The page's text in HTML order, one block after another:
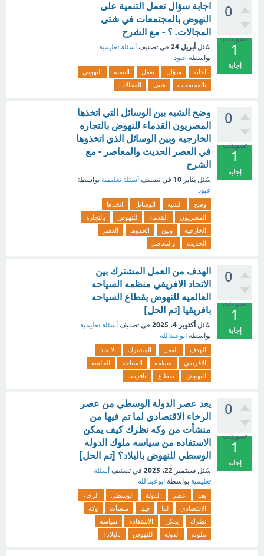
0
تصويتات
1
إجابة
اجابة سؤال تعمل التنمية على
النهوض بالمجتمعات في شتى
المجالات. ؟ - مع الشرح
سُئل أبريل 24 في تصنيف أسئلة تعليمية
بواسطة عبود
اجابة سؤال تعمل التنمية
النهوض
بالمجتمعات
شتى المجالات
0
تصويتات
1
إجابة
وضح الشبه بين الوسائل التي اتخذها
المصريون القدماء للنهوض بالتجاره
الخارجيه وبين الوسائل الذي اتخذوها
في العصر الحديث والمعاصر - مع
الشرح
سُئل يناير 10 في تصنيف أسئلة تعليمية بواسطة
عبود
وضح الشبه الوسائل
اتخذها
المصريون
القدماء للنهوض
بالتجاره
الخارجيه
وبين اتخذوها
العصر
الحديث
والمعاصر
0
تصويتات
1
إجابة
الهدف من العمل المشترك بين
الاتحاد الافريقي منظمه السياحه
العالميه للنهوض بقطاع السياحه
بافريقيا [تم الحل]
سُئل أكتوبر 4، 2025 في تصنيف أسئلة تعليمية
بواسطة ابوعبدالله
الهدف العمل المشترك
الاتحاد
الافريقي
منظمه السياحه
العالميه
للنهوض
بقطاع بافريقيا
0
تصويتات
1
إجابة
يعد عصر الدولة الوسطي من عصر
الرخاء الاقتصادي لما تم فيها من
منشأت من وكه نظرك كيف يمكن
الاستفاده من سياسه ملوك الدوله
الوسطي للنهوض بالبلاد؟ [تم الحل]
سُئل سبتمبر 22، 2025 في تصنيف أسئلة
تعليمية بواسطة ابوعبدالله
يعد عصر الدولة الوسطي
الرخاء
الاقتصادي
لما فيها منشأت
وكه
نظرك
يمكن الاستفاده
سياسه
ملوك
الدوله للنهوض بالبلاد؟